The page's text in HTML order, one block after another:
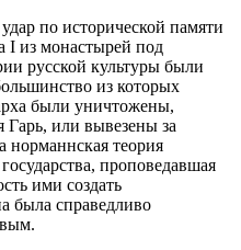
по исторической памяти
I из монастырей под
русской культуры были
из которых
были уничтожены,
или вывезены за
норманнская теория
проповедавшая
ими создать
была справедливо